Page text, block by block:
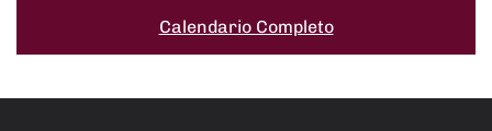
Calendario Completo